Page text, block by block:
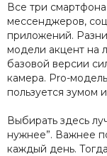
Все три
мессенджеров,
приложений.
модели акцент на
базовой версии
камера. Pro-
пользуется зумом
Выбирать здесь
нужнее”. Важнее
каждый день.